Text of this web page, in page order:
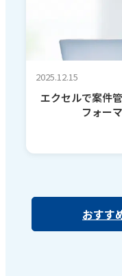
2025.12.15
エクセルで案件
フォー
おすす